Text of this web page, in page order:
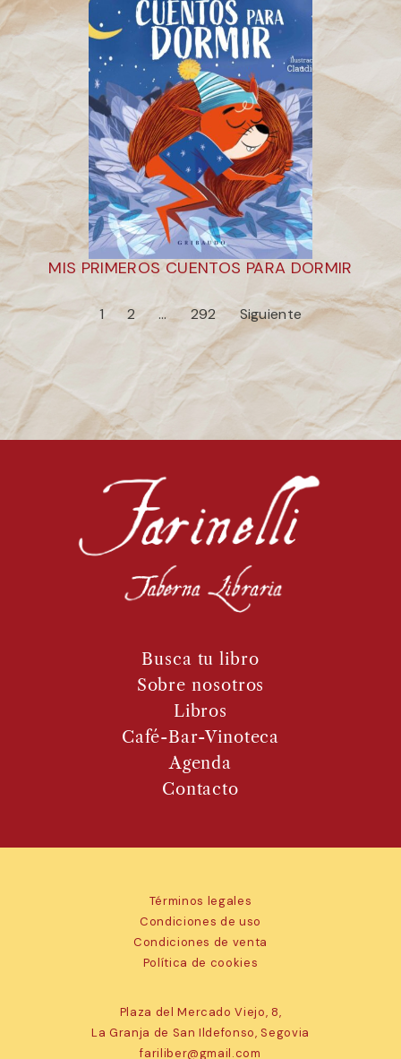
MIS PRIMEROS CUENTOS PARA DORMIR
1 2 … 292 Siguiente
Busca tu libro
Sobre nosotros
Libros
Café-Bar-Vinoteca
Agenda
Contacto
Términos legales
Condiciones de uso
Condiciones de venta
Política de cookies
Plaza del Mercado Viejo, 8,
La Granja de San Ildefonso, Segovia
fariliber@gmail.com